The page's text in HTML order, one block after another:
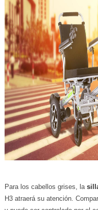
Para los cabellos grises, la
H3 atraerá su atención.